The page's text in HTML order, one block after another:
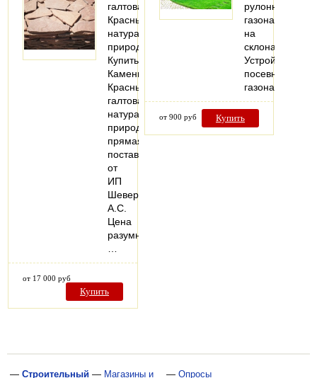
галтованный
Красный
натуральный
природный
Купить
Камень
Красный
галтованный
натуральный
природный
прямая
поставка
от
ИП
Шеверев
А.С.
Цена
разумная,
от 17 000 руб
Купить
рулонного
газона
на
склонах
Устройство
посевного
газона
от 900 руб Купить
— Строительный — Магазины и — Опросы